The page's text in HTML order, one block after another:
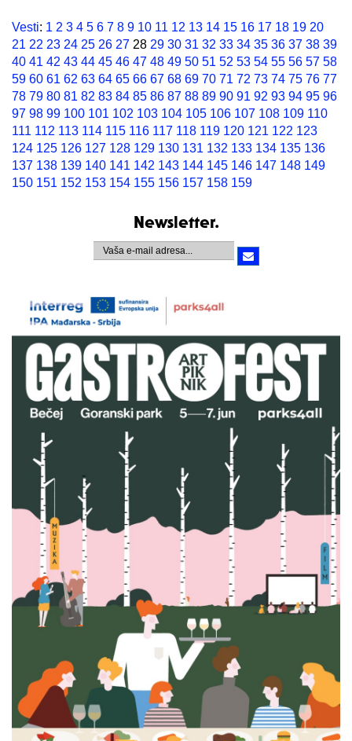
Vesti: 1 2 3 4 5 6 7 8 9 10 11 12 13 14 15 16 17 18 19 20
21 22 23 24 25 26 27 28 29 30 31 32 33 34 35 36 37 38 39
40 41 42 43 44 45 46 47 48 49 50 51 52 53 54 55 56 57 58
59 60 61 62 63 64 65 66 67 68 69 70 71 72 73 74 75 76 77
78 79 80 81 82 83 84 85 86 87 88 89 90 91 92 93 94 95 96
97 98 99 100 101 102 103 104 105 106 107 108 109 110
111 112 113 114 115 116 117 118 119 120 121 122 123
124 125 126 127 128 129 130 131 132 133 134 135 136
137 138 139 140 141 142 143 144 145 146 147 148 149
150 151 152 153 154 155 156 157 158 159
Newsletter.